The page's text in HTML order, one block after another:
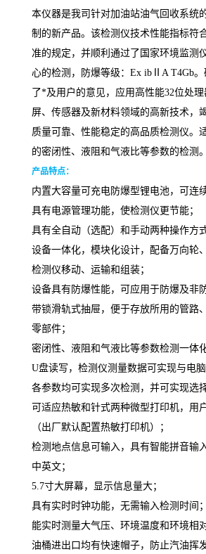
本仪器是我司针对加油站油气回收系统
制的新产品。该检测仪技术性能指标符
准的规定，并顺利通过了国家环境监测
心的检测，防爆等级： Ex ib A T4Gb。
了*及用户的意见，应用高性能32位处
屏、传感器及新材料领域的高新技术，
质量可靠、性能稳定的高品质检测仪。
的密闭性、液阻和气液比等参数的检测。
产品特点：
内置大容量可充电防爆型锂电池，可连
具有电源管理功能，使检测仪更节能；
具有全自动（选配）和手动两种操作方式
设备一体化，模块化设计，配备万向轮
检测仪移动、运输和组装；
设备具有防爆性能，可应用于防爆及非
带锁滑轨式抽屉，便于存放所用的管路
零部件；
密闭性、液阻和气液比等参数检测一体化
U盘读写，检测仪测量数据可实现与电脑
各参数均可实现多次检测，并可实现选
可适应热敏和针式两种微型打印机，用
（出厂默认配置热敏打印机）；
检测地点信息可输入，具有智能拼音输
中英文；
5.7寸大屏幕，显示信息量大；
具有实时时钟功能，无需输入检测时间；
能实时测量大气压、环境温度和环境相
油桶进出口均有快速帽子，防止汽油挥